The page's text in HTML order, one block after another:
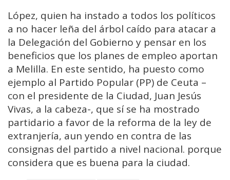
López, quien ha instado a todos los políticos
a no hacer leña del árbol caído para atacar a
la Delegación del Gobierno y pensar en los
beneficios que los planes de empleo aportan
a Melilla. En este sentido, ha puesto como
ejemplo al Partido Popular (PP) de Ceuta –
con el presidente de la Ciudad, Juan Jesús
Vivas, a la cabeza-, que sí se ha mostrado
partidario a favor de la reforma de la ley de
extranjería, aun yendo en contra de las
consignas del partido a nivel nacional. porque
considera que es buena para la ciudad.